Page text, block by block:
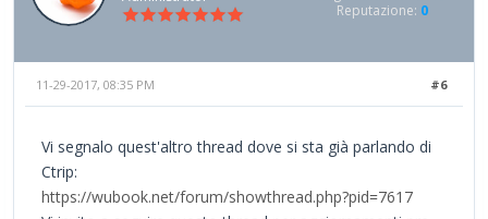
Reputazione: 0
#6
11-29-2017, 08:35 PM
Vi segnalo quest'altro thread dove si sta già parlando di
Ctrip:
https://wubook.net/forum/showthread.php?pid=7617